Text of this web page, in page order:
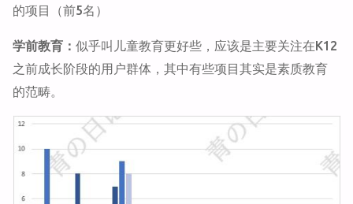
的项目（前5名）
学前教育：似乎叫儿童教育更好些，应该是主要关注在K12
之前成长阶段的用户群体，其中有些项目其实是素质教育
的范畴。